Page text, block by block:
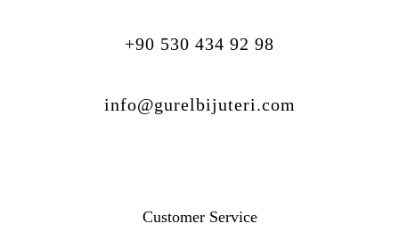
+90 530 434 92 98
info@gurelbijuteri.com
Customer Service